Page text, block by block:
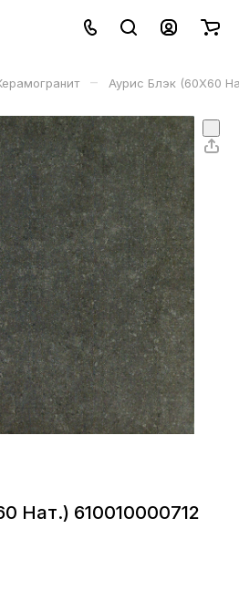
– Аурис Блэк (60X60
Нат.) 610010000712